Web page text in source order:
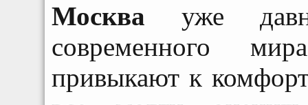
Москва уже
современного
привыкают к